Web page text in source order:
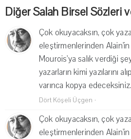
Diğer Salah Birsel Sözleri
Çok okuyacaksın, çok
eleştirmenlerinden
Mourois'ya salık verdiği
yazarların kimi yazılarını
varınca kopya edeceksiniz.
Dört Köşeli Üçgen ·
Çok okuyacaksın, çok
eleştirmenlerinden